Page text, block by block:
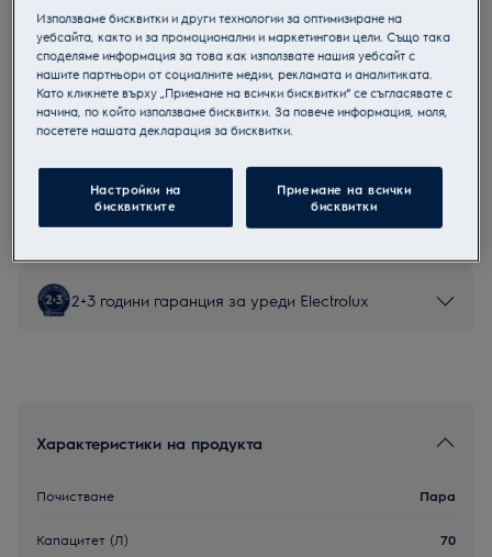
Парова фурна
Продуктов информационен лист
Инструкциите за безопасност и предупрежденията за
безопасност съгласно регламент на ЕС 2023/988 са
2+3 години гаранция за уреди Electrolux
Характеристики на продукта
Почистване Пара
Капацитет (Л) 70
Използваме бисквитки и други технологии за оптимизиране на
уебсайта, както и за промоционални и маркетингови цели. Също така
споделяме информация за това как използвате нашия уебсайт с
нашите партньори от социалните медии, рекламата и аналитиката.
Като кликнете върху „Приемане на всички бисквитки“ се съгласявате с
начина, по който използваме бисквитки. За повече информация, моля,
посетете нашата декларация за бисквитки.
Настройки на
бисквитките
Приемане на всички
бисквитки